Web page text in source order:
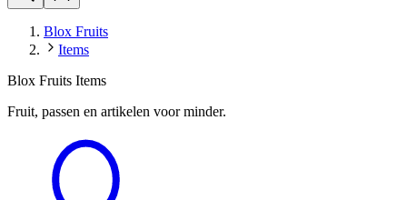
Blox Fruits
Items
Blox Fruits Items
Fruit, passen en artikelen voor minder.